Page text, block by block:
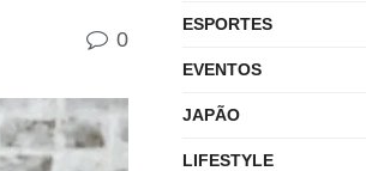
0
ESPORTES
EVENTOS
JAPÃO
LIFESTYLE